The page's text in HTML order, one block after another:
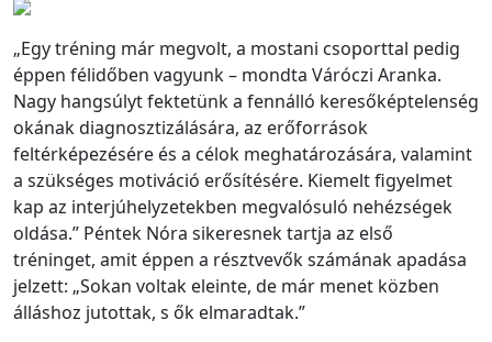
„Egy tréning már megvolt, a mostani csoporttal pedig
éppen félidőben vagyunk – mondta Váróczi Aranka.
Nagy hangsúlyt fektetünk a fennálló keresőképtelenség
okának diagnosztizálására, az erőforrások
feltérképezésére és a célok meghatározására, valamint
a szükséges motiváció erősítésére. Kiemelt figyelmet
kap az interjúhelyzetekben megvalósuló nehézségek
oldása.” Péntek Nóra sikeresnek tartja az első
tréninget, amit éppen a résztvevők számának apadása
jelzett: „Sokan voltak eleinte, de már menet közben
álláshoz jutottak, s ők elmaradtak.”